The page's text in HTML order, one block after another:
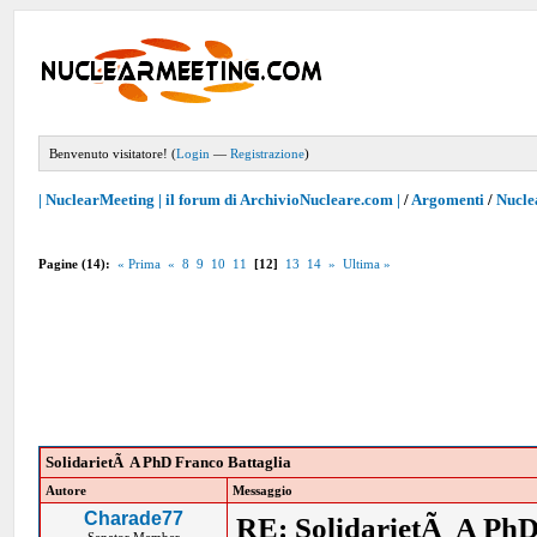
Benvenuto visitatore! (Login —Registrazione)
| NuclearMeeting | il forum di ArchivioNucleare.com | /Argomenti /
Pagine (14): « Prima « 8 9 10 11 [12] 13 14 » Ultima »
SolidarietÃ A PhD Franco Battaglia
Autore Messaggio
Charade77 RE: SolidarietÃ A